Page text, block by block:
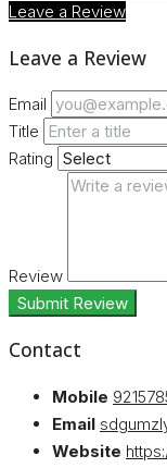
Leave a Review
Leave a Review
Email
Title
Rating
Review
Submit Review
Contact
Mobile
Email
Website